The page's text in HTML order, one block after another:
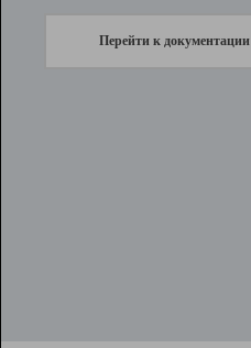
Перейти к документации